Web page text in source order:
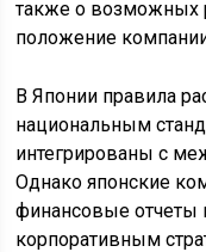
также о возможных
положение
В Японии правила
национальным
интегрированы с
Однако японские
финансовые
корпоративным